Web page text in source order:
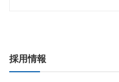
採用情報